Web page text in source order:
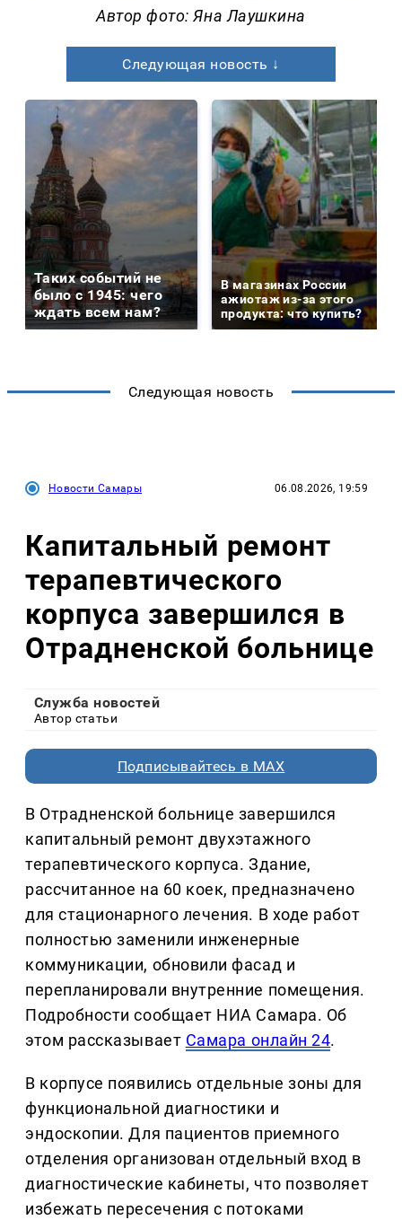
Автор фото: Яна Лаушкина
Следующая новость ↓
Таких событий не
было с 1945: чего
ждать всем нам?
В магазинах России
ажиотаж из-за этого
продукта: что купить?
Следующая новость
Новости Самары 06.08.2026, 19:59
Капитальный ремонт
терапевтического
корпуса завершился в
Отрадненской больнице
Служба новостей
Автор статьи
Подписывайтесь в MAX
В Отрадненской больнице завершился
капитальный ремонт двухэтажного
терапевтического корпуса. Здание,
рассчитанное на 60 коек, предназначено
для стационарного лечения. В ходе работ
полностью заменили инженерные
коммуникации, обновили фасад и
перепланировали внутренние помещения.
Подробности сообщает НИА Самара. Об
этом рассказывает Самара онлайн 24.
В корпусе появились отдельные зоны для
функциональной диагностики и
эндоскопии. Для пациентов приемного
отделения организован отдельный вход в
диагностические кабинеты, что позволяет
избежать пересечения с потоками